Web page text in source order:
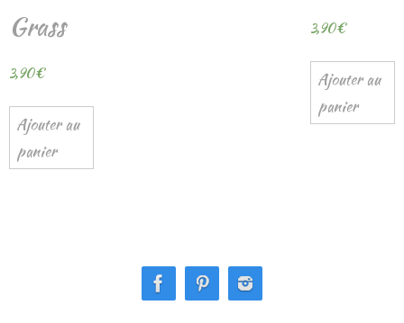
Grass
3,90€
Ajouter au
panier
3,90€
Ajouter au
panier